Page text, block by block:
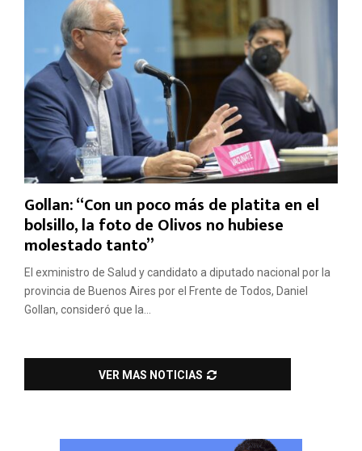
Gollan: “Con un poco más de platita en el
bolsillo, la foto de Olivos no hubiese
molestado tanto”
El exministro de Salud y candidato a diputado nacional por la
provincia de Buenos Aires por el Frente de Todos, Daniel
Gollan, consideró que la...
VER MAS NOTICIAS